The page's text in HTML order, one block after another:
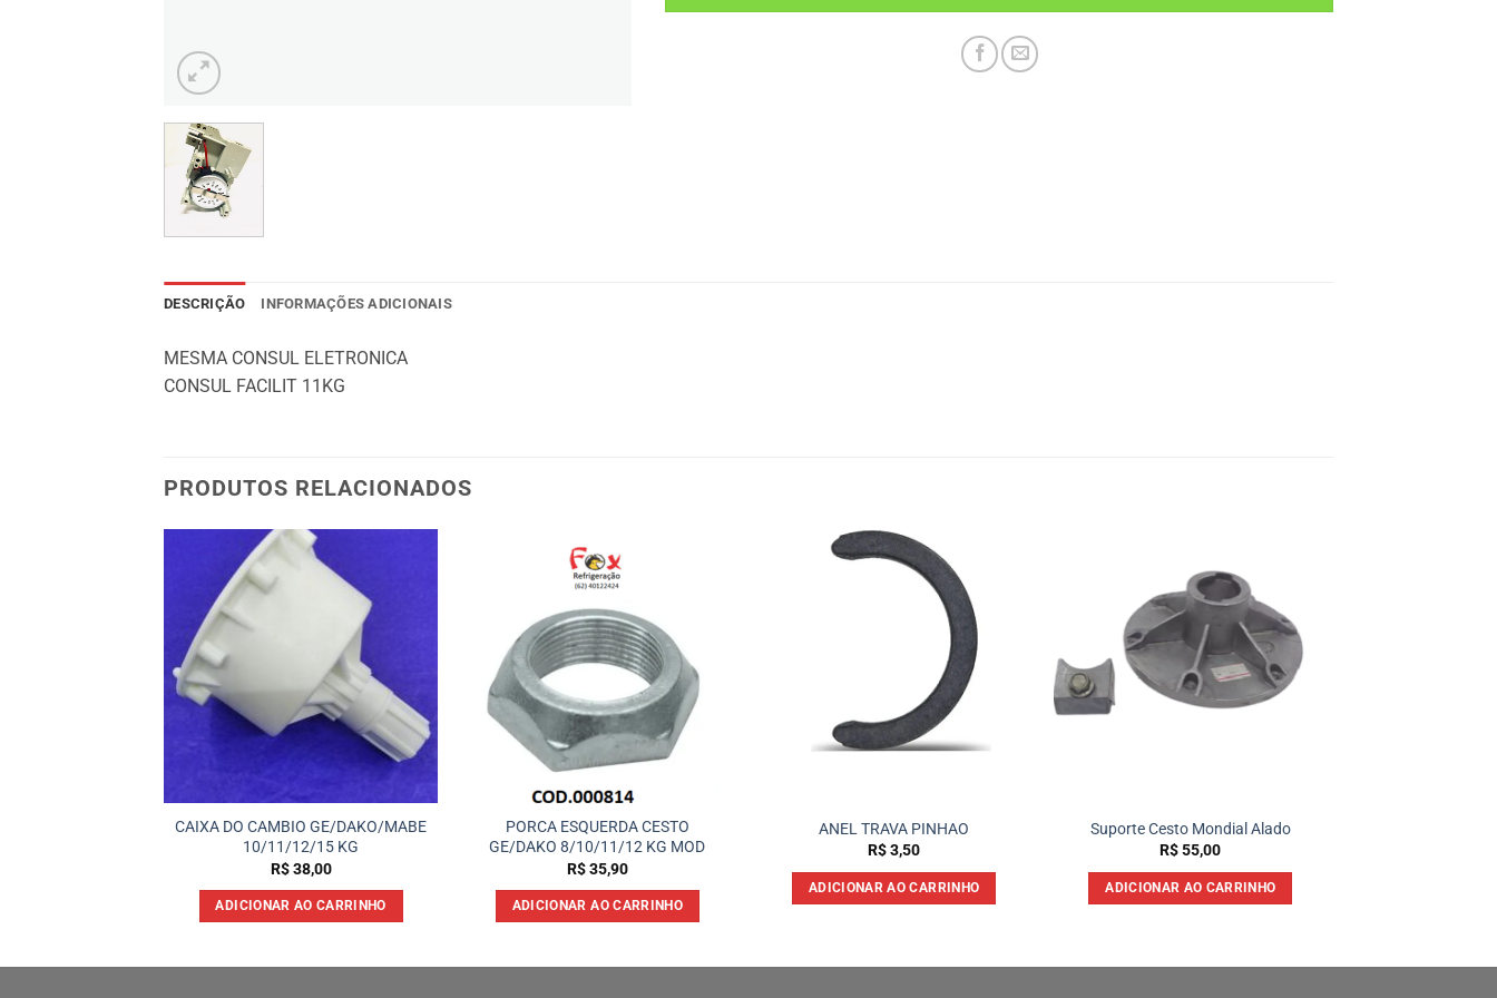
DESCRIÇÃO INFORMAÇÕES ADICIONAIS
MESMA CONSUL ELETRONICA
CONSUL FACILIT 11KG
PRODUTOS RELACIONADOS
CAIXA DO CAMBIO GE/DAKO/MABE
10/11/12/15 KG
R$38,00
ADICIONAR AO CARRINHO
PORCA ESQUERDA CESTO
GE/DAKO 8/10/11/12 KG MOD
R$35,90
ADICIONAR AO CARRINHO
ANEL TRAVA PINHAO
R$3,50
ADICIONAR AO CARRINHO
Suporte Cesto Mondial Alado
R$55,00
ADICIONAR AO CARRINHO